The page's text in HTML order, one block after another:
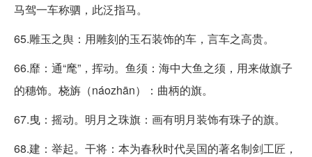
马驾一车称驷，此泛指马。
65.雕玉之舆：用雕刻的玉石装饰的车，言车之高贵。
66.靡：通“麾”，挥动。鱼须：海中大鱼之须，用来做旗子
的穗饰。桡旃（náozhān）：曲柄的旗。
67.曳：摇动。明月之珠旗：画有明月装饰有珠子的旗。
68.建：举起。干将：本为春秋时代吴国的著名制剑工匠，